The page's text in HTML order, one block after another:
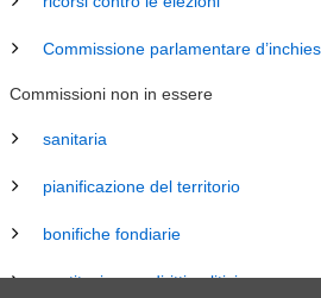
Commissione parlamentare
Commissioni non in essere
sanitaria
pianificazione del territorio
bonifiche fondiarie
costituzione e diritti politici